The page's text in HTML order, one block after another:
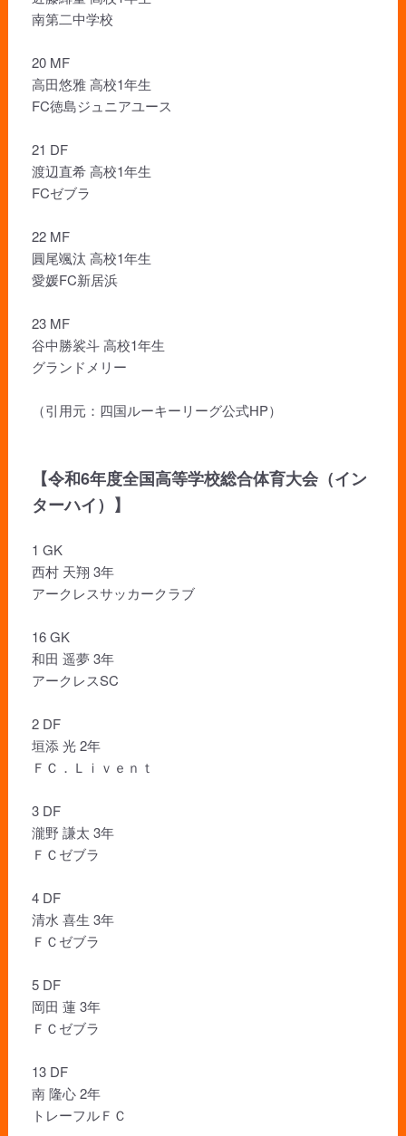
南第二中学校
20 MF
高田悠雅 高校1年生
FC徳島ジュニアユース
21 DF
渡辺直希 高校1年生
FCゼブラ
22 MF
圓尾颯汰 高校1年生
愛媛FC新居浜
23 MF
谷中勝裟斗 高校1年生
グランドメリー
（引用元：四国ルーキーリーグ公式HP）
【令和6年度全国高等学校総合体育大会（イン
ターハイ）】
1 GK
西村 天翔 3年
アークレスサッカークラブ
16 GK
和田 遥夢 3年
アークレスSC
2 DF
垣添 光 2年
ＦＣ．Ｌｉｖｅｎｔ
3 DF
瀧野 謙太 3年
ＦＣゼブラ
4 DF
清水 喜生 3年
ＦＣゼブラ
5 DF
岡田 蓮 3年
ＦＣゼブラ
13 DF
南 隆心 2年
トレーフルＦＣ